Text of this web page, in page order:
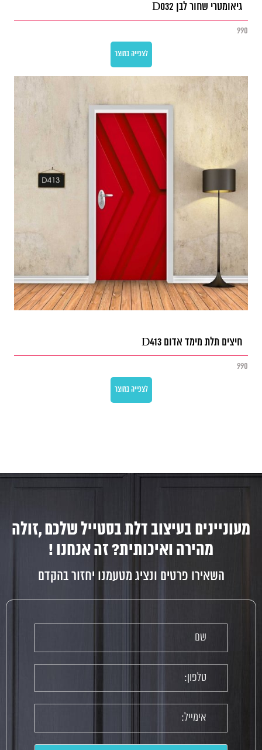
גיאומטרי שחור לבן D032
990
לצפייה במוצר
חיצים תלת מימד אדום D413
990
לצפייה במוצר
מעוניינים בעיצוב דלת בסטייל שלכם ,זולה
מהירה ואיכותית? זה אנחנו !
השאירו פרטים ונציג מטעמנו יחזור בהקדם